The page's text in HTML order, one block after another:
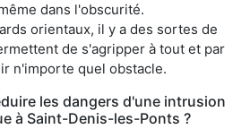
dans l'obscurité.
orientaux, il y a des sortes de
de s'agripper à tout et par
n'importe quel obstacle.
les dangers d'une intrusion
à Saint-Denis-les-Ponts ?